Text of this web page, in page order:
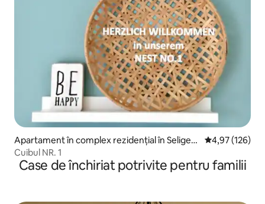
Apartament în complex rezidențial în Seligen
stadt
Scor mediu de
4,97 (126)
Cuibul NR. 1
Case de închiriat potrivite pentru familii